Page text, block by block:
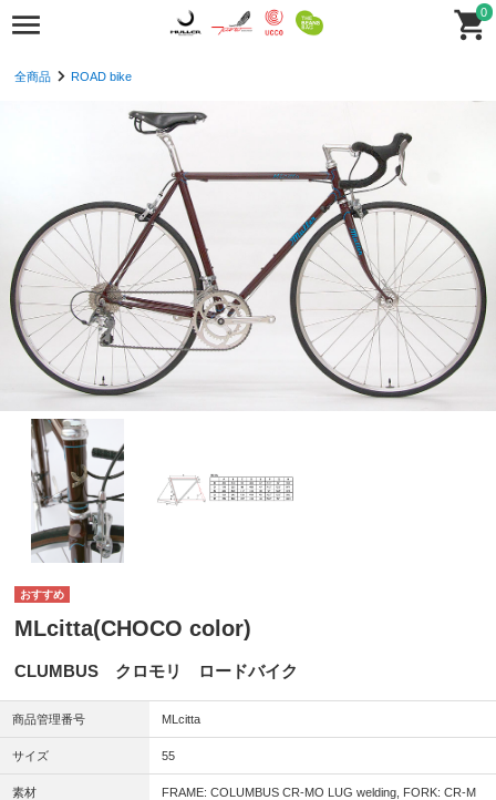
0
全商品 ROAD bike
MLcitta(CHOCO color)
CLUMBUS クロモリ ロードバイク
商品管理番号 MLcitta
サイズ 55
素材
FRAME: COLUMBUS CR-MO LUG welding, FORK: CR-M